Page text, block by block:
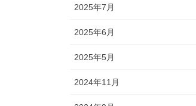
2025年7月
2025年6月
2025年5月
2024年11月